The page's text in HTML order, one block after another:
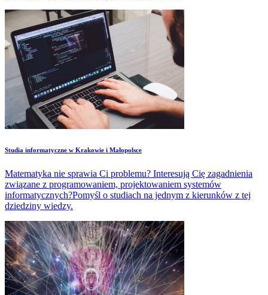
Studia informatyczne w Krakowie i Małopolsce
Matematyka nie sprawia Ci problemu? Interesują Cię zagadnienia
związane z programowaniem, projektowaniem systemów
informatycznych?Pomyśl o studiach na jednym z kierunków z tej
dziedziny wiedzy.